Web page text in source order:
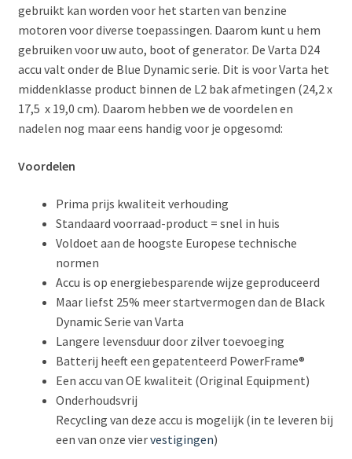
gebruikt kan worden voor het starten van benzine
motoren voor diverse toepassingen. Daarom kunt u hem
gebruiken voor uw auto, boot of generator. De Varta D24
accu valt onder de Blue Dynamic serie. Dit is voor Varta het
middenklasse product binnen de L2 bak afmetingen (24,2 x
17,5 x 19,0 cm). Daarom hebben we de voordelen en
nadelen nog maar eens handig voor je opgesomd:
Voordelen
Prima prijs kwaliteit verhouding
Standaard voorraad-product = snel in huis
Voldoet aan de hoogste Europese technische
normen
Accu is op energiebesparende wijze geproduceerd
Maar liefst 25% meer startvermogen dan de Black
Dynamic Serie van Varta
Langere levensduur door zilver toevoeging
Batterij heeft een gepatenteerd PowerFrame®
Een accu van OE kwaliteit (Original Equipment)
Onderhoudsvrij
Recycling van deze accu is mogelijk (in te leveren bij
een van onze viervestigingen)